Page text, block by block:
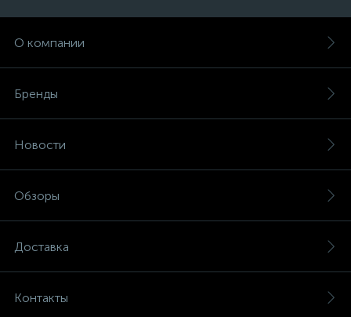
О компании
Бренды
Новости
Обзоры
Доставка
Контакты